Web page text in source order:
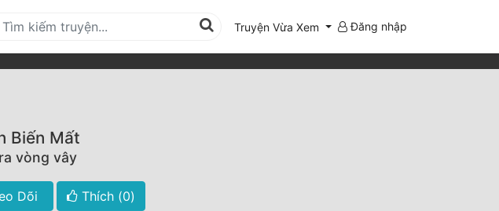
Truyện Vừa Xem Đăng nhập
Biến Mất
vòng vây
Dõi Thích (0)